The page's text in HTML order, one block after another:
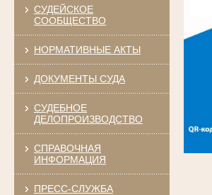
СУДЕЙСКОЕ
СООБЩЕСТВО
НОРМАТИВНЫЕ АКТЫ
ДОКУМЕНТЫ СУДА
СУДЕБНОЕ
ДЕЛОПРОИЗВОДСТВО
СПРАВОЧНАЯ
ИНФОРМАЦИЯ
ПРЕСС-СЛУЖБА